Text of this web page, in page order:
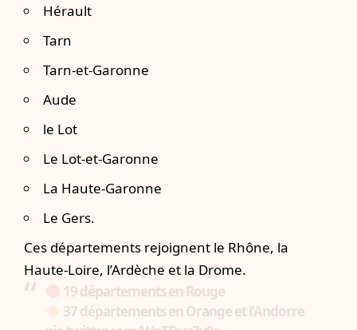
Hérault
Tarn
Tarn-et-Garonne
Aude
le Lot
Le Lot-et-Garonne
La Haute-Garonne
Le Gers.
Ces départements rejoignent le Rhône, la
Haute-Loire, l’Ardèche et la Drome.
19 départements en Rouge
37 départements en Orange et l’Andorre